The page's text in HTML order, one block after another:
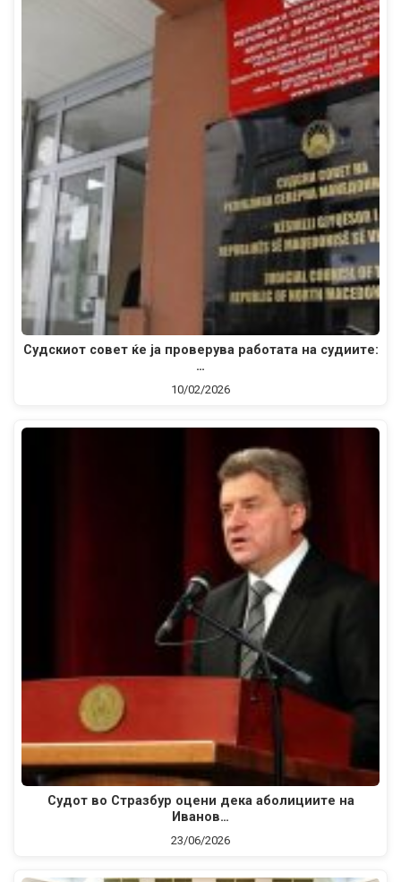
Судскиот совет ќе ја проверува работата на судиите:
…
10/02/2026
Судот во Стразбур оцени дека аболициите на
Иванов…
23/06/2026